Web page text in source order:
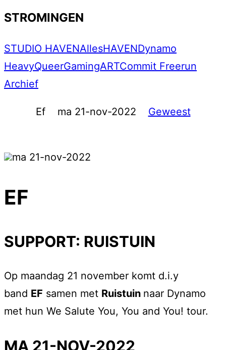
STROMINGEN
STUDIO HAVENAllesHAVENDynamo
HeavyQueerGamingARTCommit Freerun
Archief
Ef ma 21-nov-2022 Geweest
ma 21-nov-2022
EF
SUPPORT: RUISTUIN
Op maandag 21 november komt d.i.y
band EF samen met Ruistuin naar Dynamo
met hun We Salute You, You and You! tour.
MA 21-NOV-2022